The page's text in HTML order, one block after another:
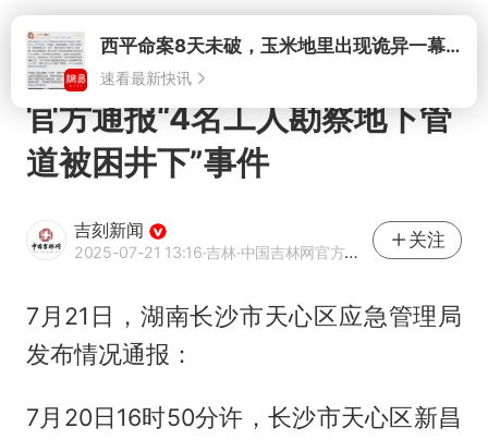
打开西平命案8天未破，玉米地里出现诡异一幕，我突然想起了欧金中
速看最新快讯
官方通报“4名工人勘察地下管
道被困井下”事件
吉刻新闻
2025-07-21 13:16·吉林·中国吉林网官方网易号
关注
7月21日，湖南长沙市天心区应急管理局
发布情况通报：
7月20日16时50分许，长沙市天心区新昌